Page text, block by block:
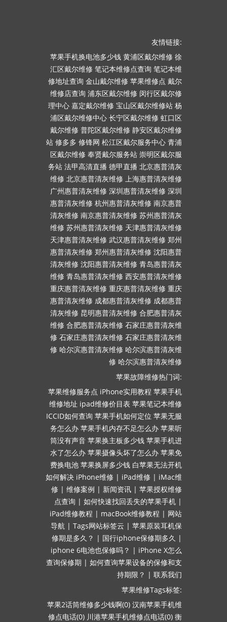
友情链接:
苹果手机换电池多少钱 黄浦区戴尔维修 徐
汇区戴尔维修 笔记本维修点查询 笔记本维
修地址查询 金山戴尔维修 苹果维修点 戴尔
维修店查询 浦东区戴尔维修 闵行区戴尔修
理中心 嘉定戴尔维修 宝山区戴尔维修站 杨
浦区戴尔维修中心 长宁区戴尔维修 虹口区
戴尔维修 普陀区戴尔维修 静安区戴尔维修
站 修多多 修锋网 松江区戴尔服务中心 青浦
区戴尔维修 奉贤戴尔服务站 崇明区戴尔服
务站 法甲高清直播 德甲直播 北京惠普清灰
维修 北京惠普清灰维修 上海惠普清灰维修
广州惠普清灰维修 深圳惠普清灰维修 深圳
惠普清灰维修 杭州惠普清灰维修 南京惠普
清灰维修 南京惠普清灰维修 苏州惠普清灰
维修 苏州惠普清灰维修 天津惠普清灰维修
天津惠普清灰维修 武汉惠普清灰维修 郑州
惠普清灰维修 郑州惠普清灰维修 沈阳惠普
清灰维修 沈阳惠普清灰维修 青岛惠普清灰
维修 青岛惠普清灰维修 西安惠普清灰维修
重庆惠普清灰维修 重庆惠普清灰维修 重庆
惠普清灰维修 成都惠普清灰维修 成都惠普
清灰维修 昆明惠普清灰维修 合肥惠普清灰
维修 合肥惠普清灰维修 石家庄惠普清灰维
修 石家庄惠普清灰维修 石家庄惠普清灰维
修 哈尔滨惠普清灰维修 哈尔滨惠普清灰维
修 哈尔滨惠普清灰维修
苹果故障维修热门词:
苹果维修服务点 iPhone实用教程 苹果手机
维修地址 ipad维修价目表 苹果笔记本维修
ICCID如何查询 苹果手机如何定位 苹果无服
务怎么办 苹果手机内存不足怎么办 苹果听
筒没有声音 苹果换主板多少钱 苹果手机进
水了怎么办 苹果摄像头坏了怎么办 苹果免
费换电池 苹果换屏多少钱 白苹果无法开机
如何解决 iPhone维修 | iPad维修 | iMac维
修 | 维修案例 | 新闻资讯 | 苹果授权维修
点查询 | 如何快速找回丢失的苹果手机 |
iPad维修教程 | macBook维修教程 | 网站
导航 | Tags网站标签云 | 苹果原装耳机保
修期是多久？ | 国行iphone保修期多久 |
iphone 6电池也保修吗？ | iPhone X怎么
查询保修期 | 如何查询苹果设备的保修和支
持期限？ | 联系我们
苹果维修Tags标签:
苹果2话筒维修多少钱啊(0) 汉南苹果手机维
修点电话(0) 川港苹果手机维修点电话(0) 衡